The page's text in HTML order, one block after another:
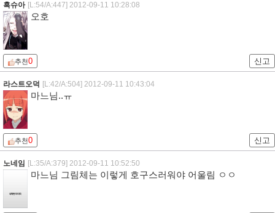
흑슈아 [L:54/A:447] 2012-09-11 10:28:08
오호
추천0 신고
라스트오덕 [L:42/A:504] 2012-09-11 10:43:04
마느님..ㅠ
추천0 신고
노네임 [L:35/A:379] 2012-09-11 10:52:50
마느님 그림체는 이렇게 호구스러워야 어울림 ㅇㅇ